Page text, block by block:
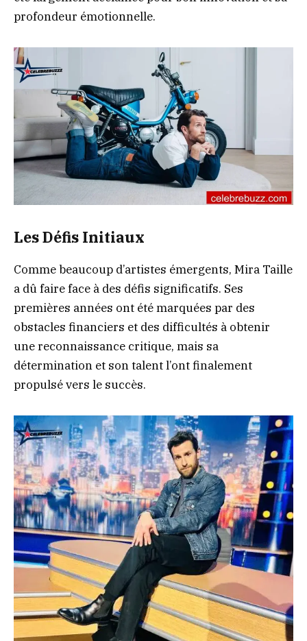
profondeur émotionnelle.
Les Défis Initiaux
Comme beaucoup d’artistes émergents, Mira Taille
a dû faire face à des défis significatifs. Ses
premières années ont été marquées par des
obstacles financiers et des difficultés à obtenir
une reconnaissance critique, mais sa
détermination et son talent l’ont finalement
propulsé vers le succès.